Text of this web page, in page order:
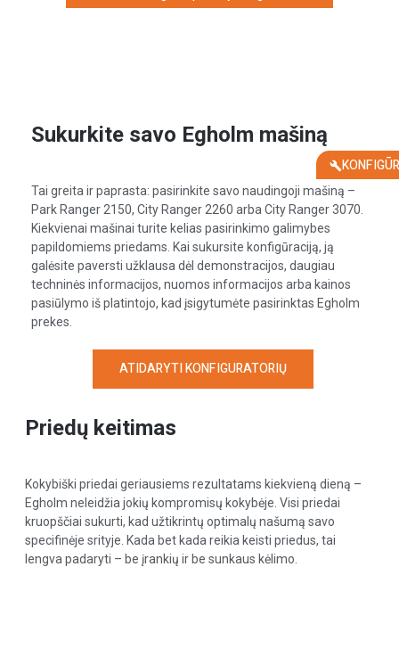
Sukurkite savo Egholm mašiną
Tai greita ir paprasta: pasirinkite savo naudingoji mašiną –
Park Ranger 2150, City Ranger 2260 arba City Ranger 3070.
Kiekvienai mašinai turite kelias pasirinkimo galimybes
papildomiems priedams. Kai sukursite konfigūraciją, ją
galėsite paversti užklausa dėl demonstracijos, daugiau
techninės informacijos, nuomos informacijos arba kainos
pasiūlymo iš platintojo, kad įsigytumėte pasirinktas Egholm
prekes.
ATIDARYTI KONFIGURATORIŲ
Priedų keitimas
Kokybiški priedai geriausiems rezultatams kiekvieną dieną –
Egholm neleidžia jokių kompromisų kokybėje. Visi priedai
kruopščiai sukurti, kad užtikrintų optimalų našumą savo
specifinėje srityje. Kada bet kada reikia keisti priedus, tai
lengva padaryti – be įrankių ir be sunkaus kėlimo.